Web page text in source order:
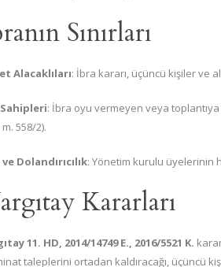
Sınırları
Alacaklıları: İbra kararı, üçüncü kişiler ve
Sahipleri: İbra oyu vermeyen veya
m. 558/2).
Dolandırıcılık: Yönetim kurulu üyelerinin
Kararları
11. HD, 2014/14749 E., 2016/5521 K.
taleplerini ortadan kaldıracağı, üçüncü